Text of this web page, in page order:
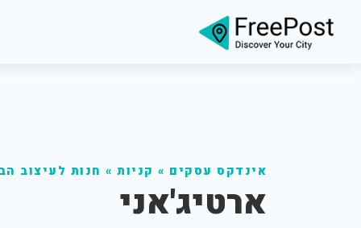
אינדקס עסקים » קניות » חנות לעיצוב
ארטיג'אני